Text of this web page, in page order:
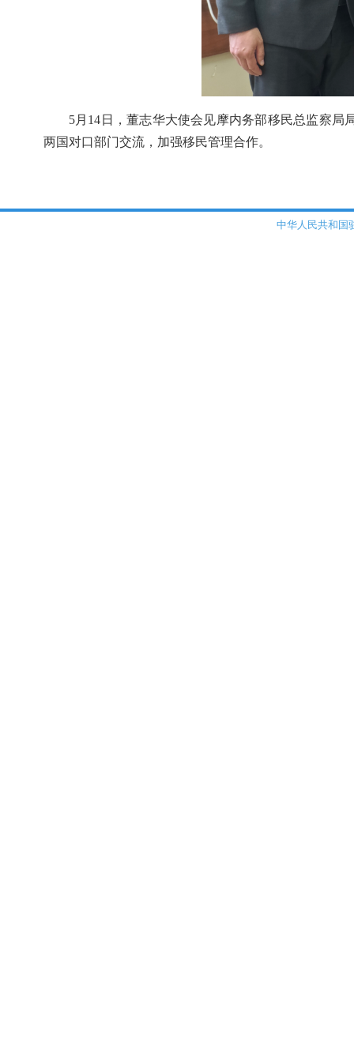
5月14日，董志华大使会见摩内务部移民总监察
两国对口部门交流，加强移民管理合作。
中华人民共和国